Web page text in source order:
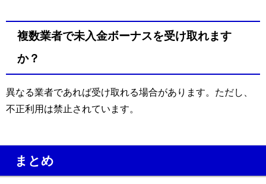
複数業者で未入金ボーナスを受け取れます
か？
異なる業者であれば受け取れる場合があります。ただし、
不正利用は禁止されています。
まとめ